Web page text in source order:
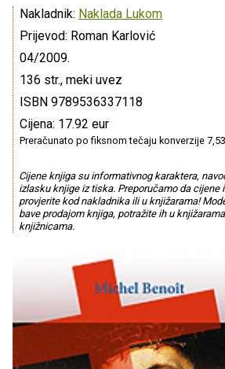
Nakladnik: Naklada Lukom
Prijevod: Roman Karlović
04/2009.
136 str., meki uvez
ISBN 9789536337118
Cijena: 17.92 eur
Preračunato po fiksnom tečaju konverzije
Cijene knjiga su informativnog karaktera,
izlasku knjige iz tiska. Preporučamo da cijene
provjerite kod nakladnika ili u knjižarama!
bave prodajom knjiga, potražite ih u
knjižnicama.